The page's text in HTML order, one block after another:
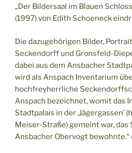
„Der Bildersaal im Blauen
(1997) von Edith Schoeneck
Die dazugehörigen Bilder,
Seckendorff und Gronsfeld-
dabei aus dem Ansbacher
wird als Anspach Inventarium
hochfreyherrliche
Anspach bezeichnet, womit das
Stadtpalais in der ‚Jägergassen’
Meiser-Straße) gemeint war, das
Ansbacher Obervogt bewohnte.“